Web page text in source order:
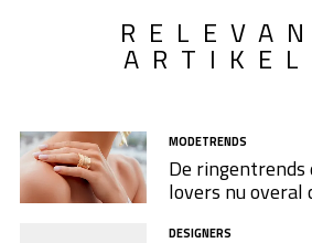
MODETRENDS
De ringentrends
lovers nu overal
DESIGNERS